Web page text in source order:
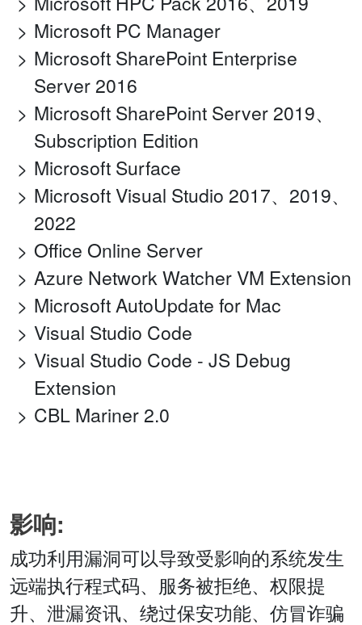
Microsoft PC Manager
Microsoft SharePoint Enterprise
Server 2016
Microsoft SharePoint Server 2019、
Subscription Edition
Microsoft Surface
Microsoft Visual Studio 2017、2019、
2022
Office Online Server
Azure Network Watcher VM Extension
Microsoft AutoUpdate for Mac
Visual Studio Code
Visual Studio Code - JS Debug
Extension
CBL Mariner 2.0
影响:
成功利用漏洞可以导致受影响的系统发生
远端执行程式码、服务被拒绝、权限提
升、泄漏资讯、绕过保安功能、仿冒诈骗